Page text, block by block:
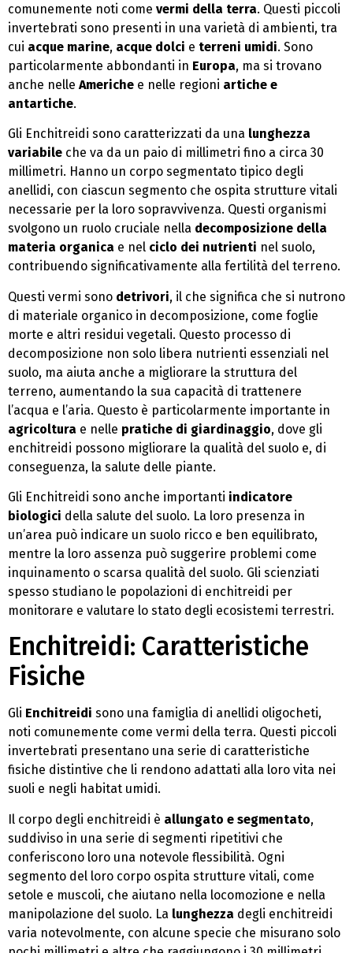
comunemente noti come vermi della terra. Questi piccoli
invertebrati sono presenti in una varietà di ambienti, tra
cui acque marine, acque dolci e terreni umidi. Sono
particolarmente abbondanti in Europa, ma si trovano
anche nelle Americhe e nelle regioni artiche e
antartiche.
Gli Enchitreidi sono caratterizzati da una lunghezza
variabile che va da un paio di millimetri fino a circa 30
millimetri. Hanno un corpo segmentato tipico degli
anellidi, con ciascun segmento che ospita strutture vitali
necessarie per la loro sopravvivenza. Questi organismi
svolgono un ruolo cruciale nella decomposizione della
materia organica e nel ciclo dei nutrienti nel suolo,
contribuendo significativamente alla fertilità del terreno.
Questi vermi sono detrivori, il che significa che si nutrono
di materiale organico in decomposizione, come foglie
morte e altri residui vegetali. Questo processo di
decomposizione non solo libera nutrienti essenziali nel
suolo, ma aiuta anche a migliorare la struttura del
terreno, aumentando la sua capacità di trattenere
l’acqua e l’aria. Questo è particolarmente importante in
agricoltura e nelle pratiche di giardinaggio, dove gli
enchitreidi possono migliorare la qualità del suolo e, di
conseguenza, la salute delle piante.
Gli Enchitreidi sono anche importanti indicatore
biologici della salute del suolo. La loro presenza in
un’area può indicare un suolo ricco e ben equilibrato,
mentre la loro assenza può suggerire problemi come
inquinamento o scarsa qualità del suolo. Gli scienziati
spesso studiano le popolazioni di enchitreidi per
monitorare e valutare lo stato degli ecosistemi terrestri.
Enchitreidi: Caratteristiche
Fisiche
Gli Enchitreidi sono una famiglia di anellidi oligocheti,
noti comunemente come vermi della terra. Questi piccoli
invertebrati presentano una serie di caratteristiche
fisiche distintive che li rendono adattati alla loro vita nei
suoli e negli habitat umidi.
Il corpo degli enchitreidi è allungato e segmentato,
suddiviso in una serie di segmenti ripetitivi che
conferiscono loro una notevole flessibilità. Ogni
segmento del loro corpo ospita strutture vitali, come
setole e muscoli, che aiutano nella locomozione e nella
manipolazione del suolo. La lunghezza degli enchitreidi
varia notevolmente, con alcune specie che misurano solo